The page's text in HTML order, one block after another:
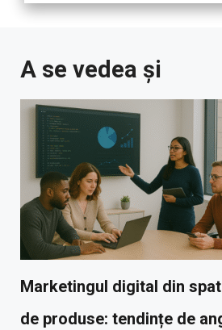
A se vedea și
Marketingul digital din
de produse: tendințe de